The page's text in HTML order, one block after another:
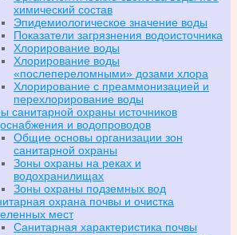
химический состав
Эпидемиологическое значение воды
Показатели загрязнения водоисточника
Хлорирование воды
Хлорирование воды
«послепереломными» дозами хлора
Хлорирование с преаммонизацией и
перехлорирование воды
санитарной охраны источников
и водопроводов
Общие основы организации зон
санитарной охраны
Зоны охраны на реках и
водохранилищах
Зоны охраны подземных вод
охрана почвы и очистка
мест
Санитарная характеристика почвы